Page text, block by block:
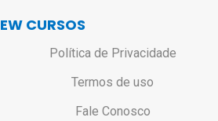
EW CURSOS
Política de Privacidade
Termos de uso
Fale Conosco